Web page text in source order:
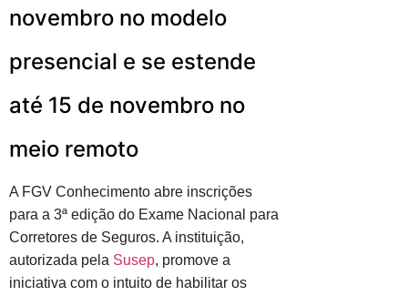
novembro no modelo
presencial e se estende
até 15 de novembro no
meio remoto
A FGV Conhecimento abre inscrições
para a 3ª edição do Exame Nacional para
Corretores de Seguros. A instituição,
autorizada pela Susep, promove a
iniciativa com o intuito de habilitar os